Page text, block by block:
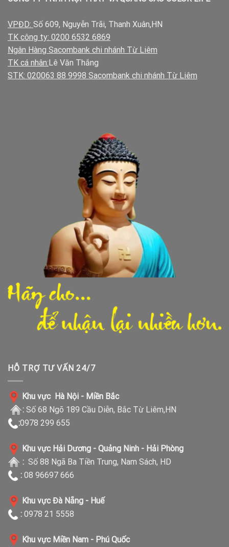
VPĐD: Số 609, Nguyễn Trãi, Thanh Xuân,HN
TK công ty: 0200 6532 6869
Ngân Hàng Sacombank chi nhánh Từ Liêm
TK cá nhân:Lê Văn Thắng
STK: 020063 88 9998 Sacombank chi nhánh Từ Liêm
HỖ TRỢ TƯ VẤN 24/7
Khu vực Hà Nội - Miền Bắc
: Số 68 Ngõ 189 Cầu Diễn, Bắc Từ Liêm,HN
:0978 299 655
Khu vực Hải Dương - Quảng Ninh - Hải Phòng
: Số 88 Ngã Ba Tiền Trung, Nam Sách, HD
: 08 96697 666
Khu vực Đà Nẵng - Huế
: 0978 21 5558
Khu vực Miền Nam - Phú Quốc